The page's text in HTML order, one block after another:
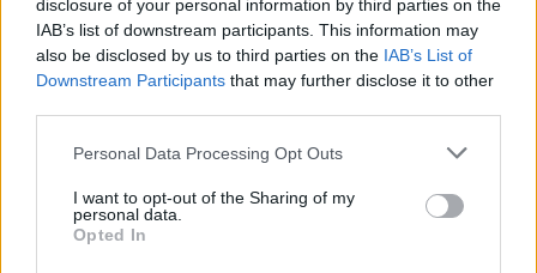
disclosure of your personal information by third parties on the
IAB’s list of downstream participants. This information may
also be disclosed by us to third parties on the IAB’s List of
Downstream Participants that may further disclose it to other
Please note that this website/app uses one or more Google
not limited to your visit or usage behaviour. You may click to
grant or deny consent to Google and its third-party tags to
use your data for below specified purposes in below Google
Personal Data Processing Opt Outs
I want to opt-out of the Sharing of my
personal data.
Opted In
Német kiadóhoz került a Shell Beach
Lángoló Gitárok 2013. február 08.